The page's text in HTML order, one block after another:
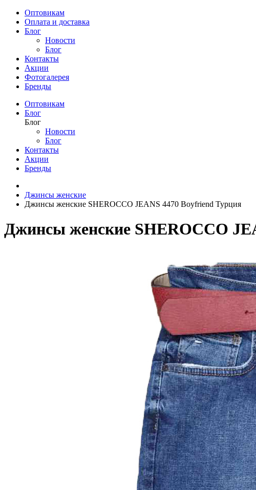
Оптовикам
Оплата и доставка
Блог
Новости
Блог
Контакты
Акции
Фотогалерея
Бренды
Оптовикам
Блог
Блог
Новости
Блог
Контакты
Акции
Бренды
Джинсы женские
Джинсы женские SHEROCCO JEANS 4470 Boyfriend Турция
Джинсы женские SHEROCCO